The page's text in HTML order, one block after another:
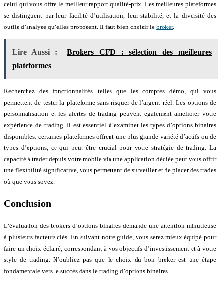
celui qui vous offre le meilleur rapport qualité-prix. Les meilleures plateformes
se distinguent par leur facilité d’utilisation, leur stabilité, et la diversité des
outils d’analyse qu’elles proposent. Il faut bien choisir le broker.
Lire Aussi :
Brokers CFD : sélection des meilleures
plateformes
Recherchez des fonctionnalités telles que les comptes démo, qui vous
permettent de tester la plateforme sans risquer de l’argent réel. Les options de
personnalisation et les alertes de trading peuvent également améliorer votre
expérience de trading. Il est essentiel d’examiner les types d’options binaires
disponibles: certaines plateformes offrent une plus grande variété d’actifs ou de
types d’options, ce qui peut être crucial pour votre stratégie de trading. La
capacité à trader depuis votre mobile via une application dédiée peut vous offrir
une flexibilité significative, vous permettant de surveiller et de placer des trades
où que vous soyez.
Conclusion
L’évaluation des brokers d’options binaires demande une attention minutieuse
à plusieurs facteurs clés. En suivant notre guide, vous serez mieux équipé pour
faire un choix éclairé, correspondant à vos objectifs d’investissement et à votre
style de trading. N’oubliez pas que le choix du bon broker est une étape
fondamentale vers le succès dans le trading d’options binaires.